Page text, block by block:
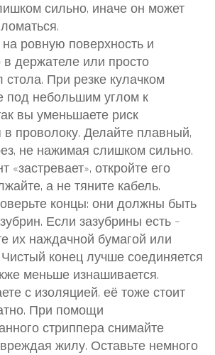
сильно, иначе он может
на ровную поверхность и
в держателе или просто
стола. При резке кулачком
под небольшим углом к
вы уменьшаете риск
в проволоку. Делайте плавный,
не нажимая слишком сильно.
«застревает», откройте его
а не тяните кабель.
концы: они должны быть
Если зазубрины есть –
их наждачной бумагой или
конец лучше соединяется
меньше изнашивается.
с изоляцией, её тоже стоит
При помощи
стриппера снимайте
жилу. Оставьте немного